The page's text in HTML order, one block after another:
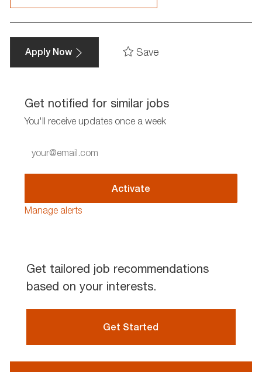
Apply Now Save
Get notified for similar jobs
You'll receive updates once a week
Email
address
Activate
Manage alerts
Get tailored job recommendations
based on your interests.
Get Started